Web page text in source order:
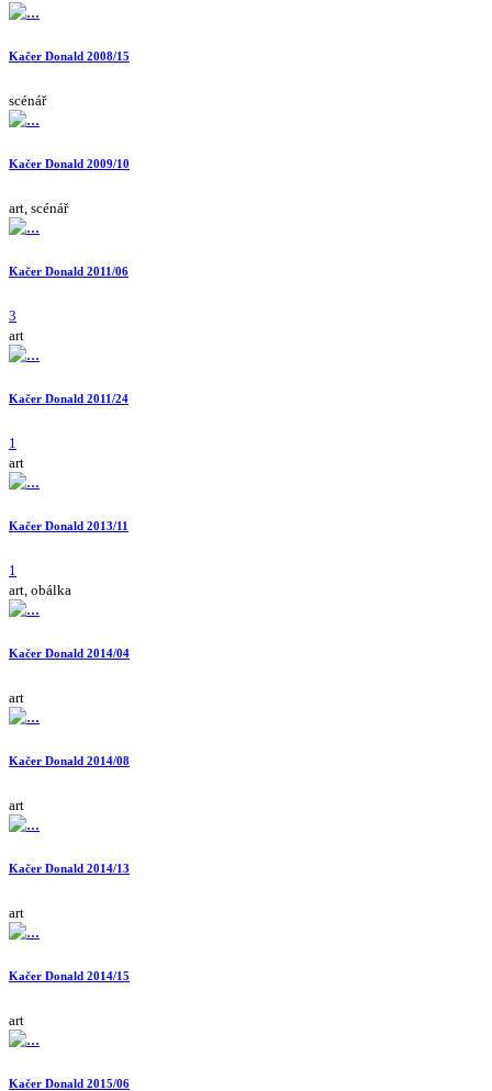
Kačer Donald 2008/15
scénář
Kačer Donald 2009/10
art, scénář
Kačer Donald 2011/06
3
art
Kačer Donald 2011/24
1
art
Kačer Donald 2013/11
1
art, obálka
Kačer Donald 2014/04
art
Kačer Donald 2014/08
art
Kačer Donald 2014/13
art
Kačer Donald 2014/15
art
Kačer Donald 2015/06